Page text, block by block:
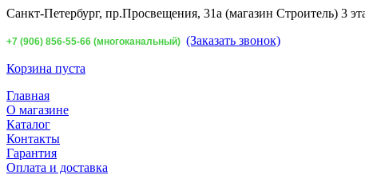
Санкт-Петербург, пр.Просвещения, 31а (магазин Строитель) 3
+7 (906) 856-55-66 (многоканальный) (Заказать звонок)
Корзина пуста
Главная
О магазине
Каталог
Контакты
Гарантия
Оплата и доставка